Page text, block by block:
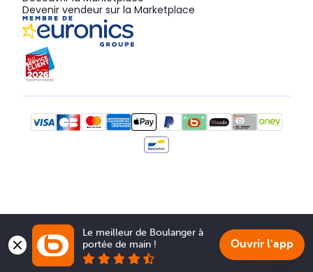
Devenir vendeur sur la Marketplace
Le meilleur de Boulanger à
portée de main !
Ouvrir l'app